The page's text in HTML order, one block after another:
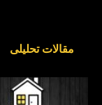
مقالات تحلیلی